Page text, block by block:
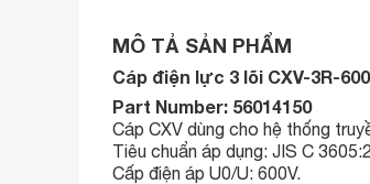
MÔ TẢ SẢN PHẨM
Cáp điện lực 3 lõi CXV-3R-
Part Number: 56014150
Cáp CXV dùng cho hệ thống
Tiêu chuẩn áp dụng: JIS C
Cấp điện áp U0/U: 600V.